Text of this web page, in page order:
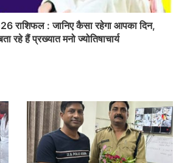
राशिफल : जानिए कैसा रहेगा आपका दिन,
रहे हैं प्रख्यात मनो ज्योतिषाचार्य